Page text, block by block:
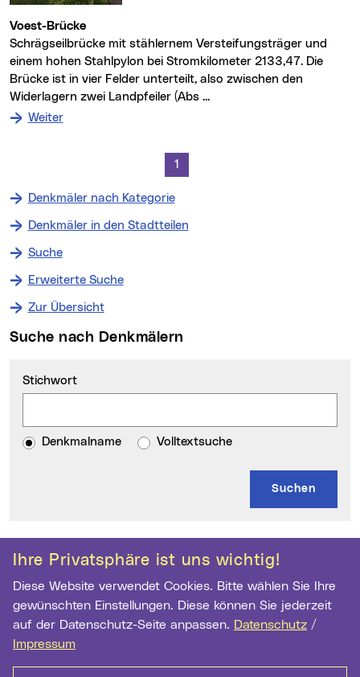
Ihre Privatsphäre ist uns wichtig!
Diese Website verwendet Cookies. Bitte wählen Sie Ihre
gewünschten Einstellungen. Diese können Sie jederzeit
auf der Datenschutz-Seite anpassen. Datenschutz /
Impressum
Voest-Brücke
Schrägseilbrücke mit stählernem Versteifungsträger und
einem hohen Stahlpylon bei Stromkilometer 2133,47. Die
Brücke ist in vier Felder unterteilt, also zwischen den
Widerlagern zwei Landpfeiler (Abs ...
Weiter: zum Denkmal Voest-Brücke
1
Denkmäler nach Kategorie
Denkmäler in den Stadtteilen
Suche
Erweiterte Suche
Zur Übersicht
Suche nach Denkmälern
Stichwort
Denkmalname Volltextsuche
Weitere Informationen
Kontakt
Archiv der Stadt Linz
Hauptstr. 1-5